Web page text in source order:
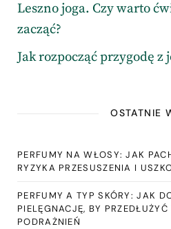
Leszno joga. Czy warto
zacząć?
Jak rozpocząć przygodę z
OSTATNIE
PERFUMY NA WŁOSY: JAK
RYZYKA PRZESUSZENIA I
PERFUMY A TYP SKÓRY: JAK
PIELĘGNACJĘ, BY
PODRAŻNIEŃ